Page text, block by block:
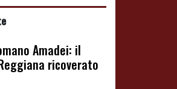
Amadei: il
ricoverato